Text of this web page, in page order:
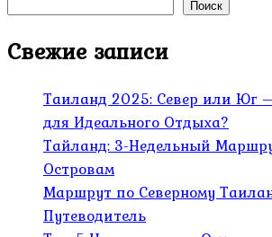
Поиск
Свежие записи
Таиланд 2025: Север или Юг
для Идеального Отдыха?
Тайланд: 3-Недельный
Островам
Маршрут по Северному
Путеводитель